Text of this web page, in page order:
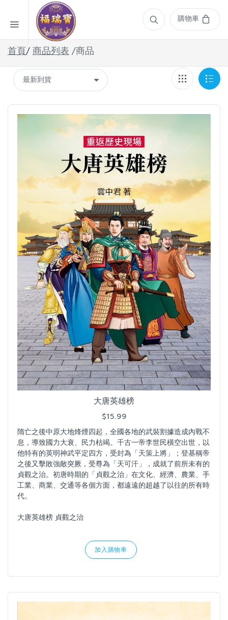
購物車
首頁/ 商品列表 /商品
大唐英雄榜
$15.99
隋亡之後中原大地烽煙四起，全國各地的武裝割據造成內戰不
息，導致國力大衰、民力枯竭。千古一帝李世民橫空出世，以
他特有的英明神武平定四方，受封為「天策上將」；登基稱帝
之後又擊敗強敵突厥，受尊為「天可汗」，成就了前所未有的
貞觀之治。初唐時期的「貞觀之治」在文化、經濟、農業、手
工業、商業、交通等各個方面，都遠遠的超越了以往的所有時
代。
大唐英雄榜 貞觀之治
加入購物車